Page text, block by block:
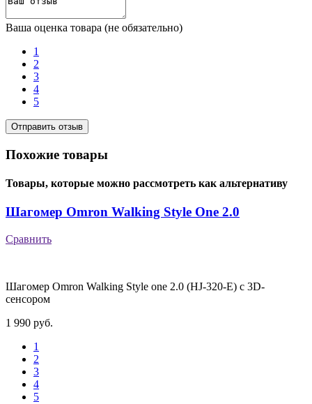
Ваша оценка товара (не обязательно)
1
2
3
4
5
Похожие товары
Товары, которые можно рассмотреть как альтернативу
Шагомер Omron Walking Style One 2.0
Сравнить
Шагомер Omron Walking Style one 2.0 (HJ-320-E) с 3D-
сенсором
1 990 руб.
1
2
3
4
5